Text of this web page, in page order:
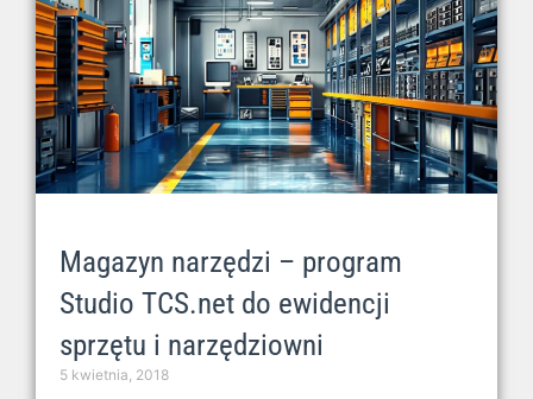
Magazyn narzędzi – program
Studio TCS.net do ewidencji
sprzętu i narzędziowni
5 kwietnia, 2018